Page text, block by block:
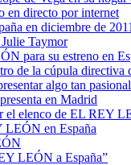
en directo por internet
en diciembre de 2011
Taymor
para su estreno en
de la cúpula directiva
algo tan
en Madrid
el elenco de EL REY
LEÓN en España
LEÓN a España”